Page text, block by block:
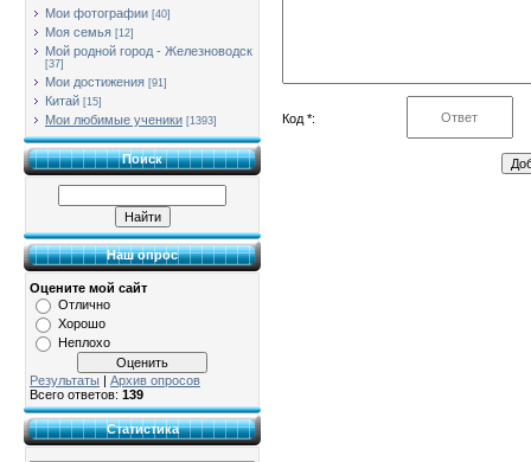
Мои фотографии [40]
Моя семья [12]
Мой родной город - Железноводск
[37]
Мои достижения [91]
Китай [15]
Мои любимые ученики [1393]
Поиск
Наш опрос
Оцените мой сайт
Отлично
Хорошо
Неплохо
Результаты | Архив опросов
Всего ответов: 139
Статистика
Код *: